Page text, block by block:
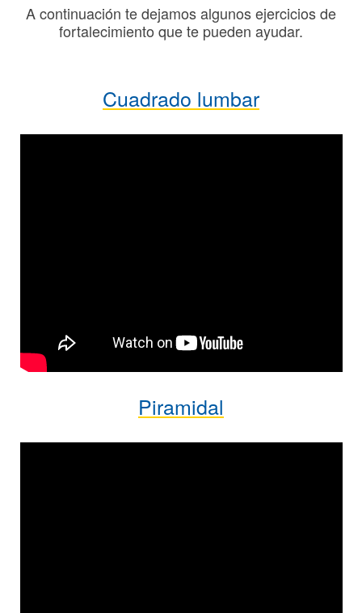
A continuación te dejamos algunos ejercicios de
fortalecimiento que te pueden ayudar.
Cuadrado lumbar
Piramidal